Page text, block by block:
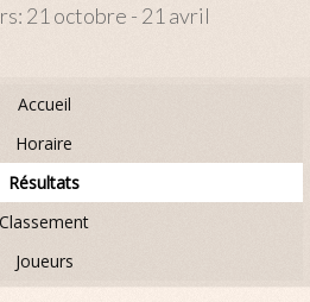
21 octobre - 21 avril
Accueil
Horaire
Résultats
Classement
Joueurs